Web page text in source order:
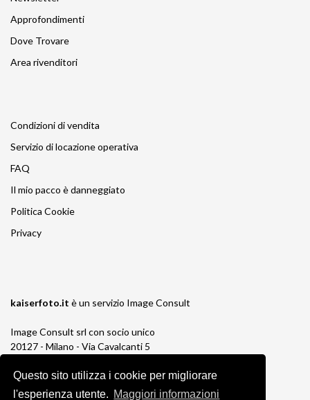
Questo sito utilizza i cookie per migliorare
l'esperienza utente. Maggiori informazioni
Approfondimenti
Dove Trovare
Area rivenditori
Condizioni di vendita
Servizio di locazione operativa
FAQ
Il mio pacco è danneggiato
Politica Cookie
Privacy
kaiserfoto.it è un servizio Image Consult
Image Consult srl con socio unico
20127 - Milano - Via Cavalcanti 5
P.IVA e C.F. 03383650961
REA 1673647 CCIAA Milano Monza Brianza